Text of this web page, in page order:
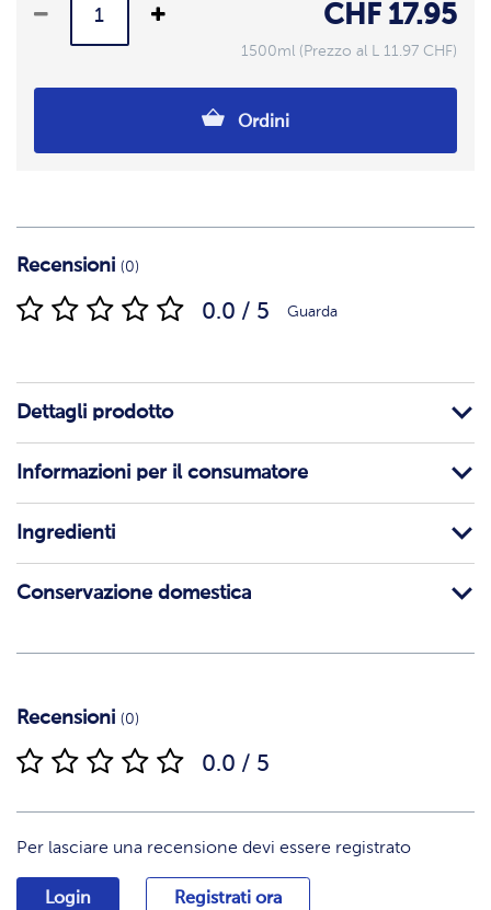
CHF 17.95
1500ml (Prezzo al L 11.97 CHF)
Ordini
Recensioni (0)
0.0 / 5 Guarda
Dettagli prodotto
Informazioni per il consumatore
Ingredienti
Conservazione domestica
Recensioni (0)
0.0 / 5
Per lasciare una recensione devi essere registrato
Login Registrati ora